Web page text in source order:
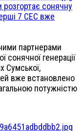
сонячну
7 СЕС вже
партнерами
сонячної генерації
Сумської,
вже встановлено
потужністю